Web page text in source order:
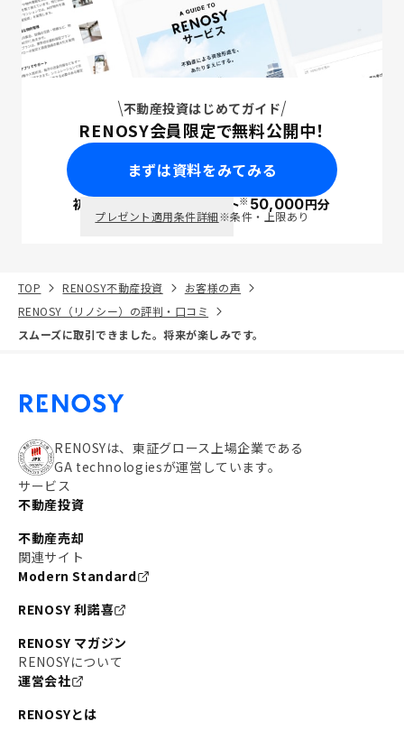
不動産投資はじめてガイド
RENOSY会員限定で無料公開中！
まずは資料をみてみる
初回面談で ポイント※50,000円分
プレゼント適用条件詳細※条件・上限あり
TOP RENOSY不動産投資
お客様の声
RENOSY（リノシー）の評判・口コミ
スムーズに取引できました。将来が楽しみです。
RENOSYは、東証グロース上場企業である
GA technologiesが運営しています。
サービス
不動産投資
不動産売却
関連サイト
Modern Standard
RENOSY 利諾喜
RENOSY マガジン
RENOSYについて
運営会社
RENOSYとは